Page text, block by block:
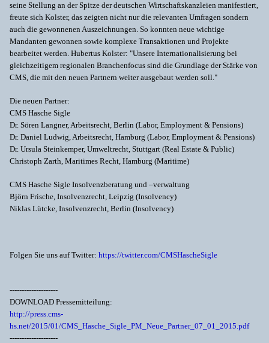
seine Stellung an der Spitze der deutschen Wirtschaftskanzleien manifestiert,
freute sich Kolster, das zeigten nicht nur die relevanten Umfragen sondern
auch die gewonnenen Auszeichnungen. So konnten neue wichtige
Mandanten gewonnen sowie komplexe Transaktionen und Projekte
bearbeitet werden. Hubertus Kolster: "Unsere Internationalisierung bei
gleichzeitigem regionalen Branchenfocus sind die Grundlage der Stärke von
CMS, die mit den neuen Partnern weiter ausgebaut werden soll."
Die neuen Partner:
CMS Hasche Sigle
Dr. Sören Langner, Arbeitsrecht, Berlin (Labor, Employment & Pensions)
Dr. Daniel Ludwig, Arbeitsrecht, Hamburg (Labor, Employment & Pensions)
Dr. Ursula Steinkemper, Umweltrecht, Stuttgart (Real Estate & Public)
Christoph Zarth, Maritimes Recht, Hamburg (Maritime)
CMS Hasche Sigle Insolvenzberatung und –verwaltung
Björn Frische, Insolvenzrecht, Leipzig (Insolvency)
Niklas Lütcke, Insolvenzrecht, Berlin (Insolvency)
Folgen Sie uns auf Twitter: https://twitter.com/CMSHascheSigle
--------------------
DOWNLOAD Pressemitteilung:
http://press.cms-
hs.net/2015/01/CMS_Hasche_Sigle_PM_Neue_Partner_07_01_2015.pdf
--------------------